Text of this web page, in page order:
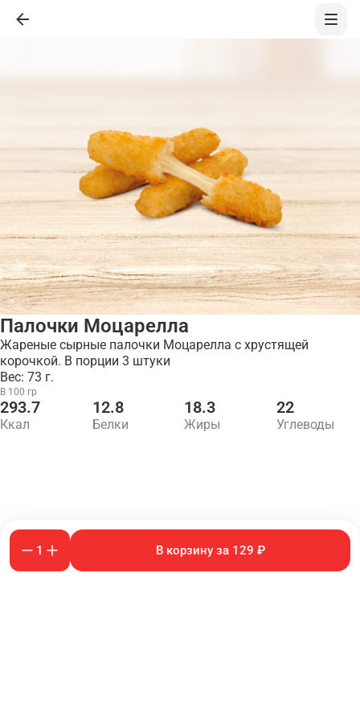
Палочки Моцарелла
Жареные сырные палочки Моцарелла с хрустящей
корочкой. В порции 3 штуки
Вес: 73 г.
В 100 гр
293.7
Ккал
12.8
Белки
18.3
Жиры
22
Углеводы
1 В корзину за 129 ₽